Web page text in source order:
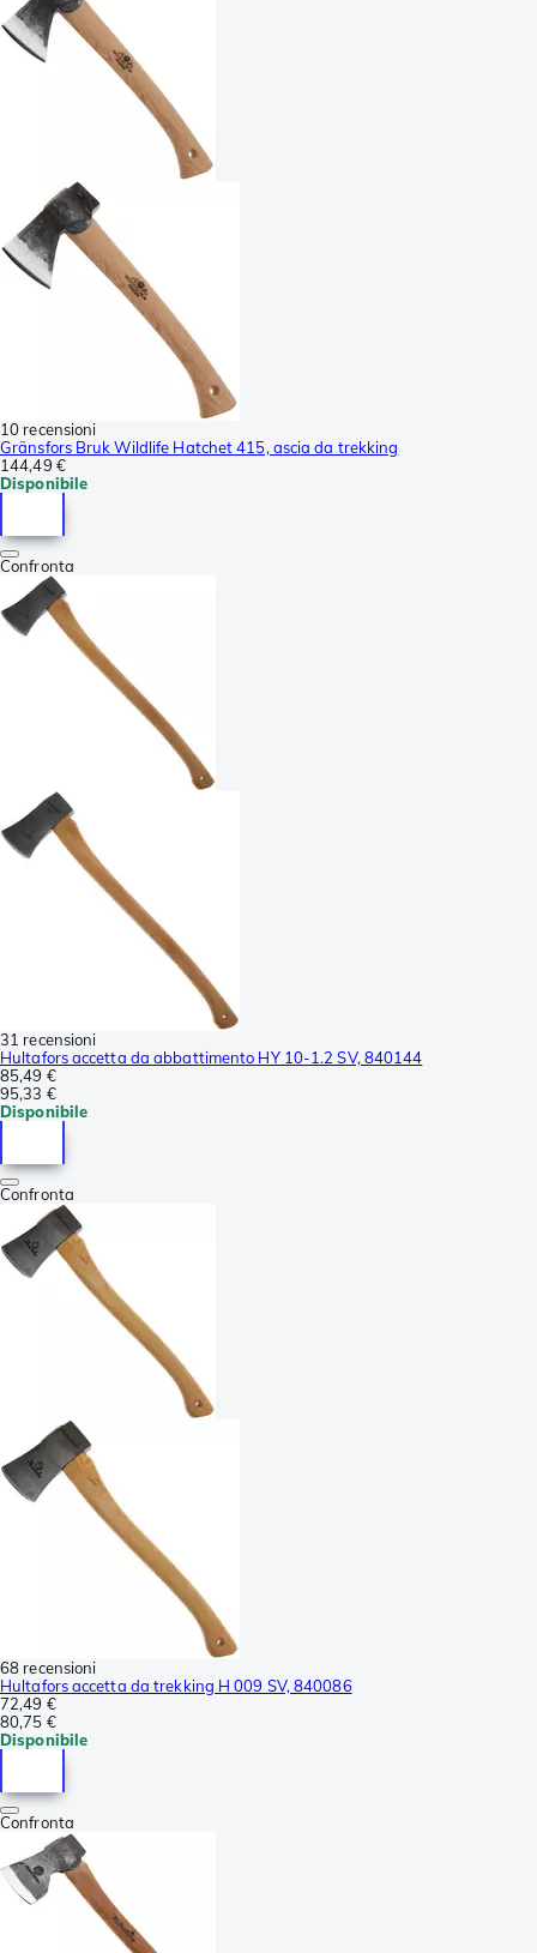
10 recensioni
Gränsfors Bruk Wildlife Hatchet 415, ascia da trekking
144,49 €
Disponibile
Confronta
31 recensioni
Hultafors accetta da abbattimento HY 10-1.2 SV, 840144
85,49 €
95,33 €
Disponibile
Confronta
68 recensioni
Hultafors accetta da trekking H 009 SV, 840086
72,49 €
80,75 €
Disponibile
Confronta